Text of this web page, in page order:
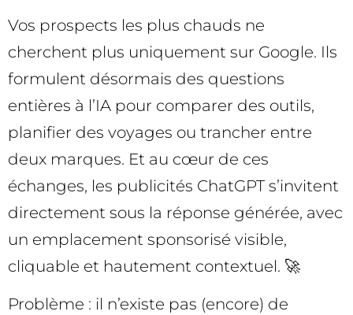
Vos prospects les plus chauds ne
cherchent plus uniquement sur Google. Ils
formulent désormais des questions
entières à l’IA pour comparer des outils,
planifier des voyages ou trancher entre
deux marques. Et au cœur de ces
échanges, les publicités ChatGPT s’invitent
directement sous la réponse générée, avec
un emplacement sponsorisé visible,
cliquable et hautement contextuel. 🚀
Problème : il n’existe pas (encore) de